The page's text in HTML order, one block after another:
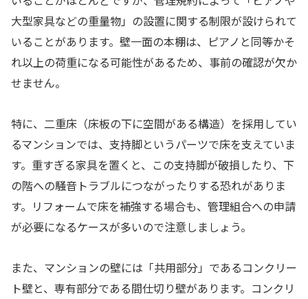
大型家具などの重量物」の設置に関する制限が設けられて
いることがあります。壁一面の本棚は、ピアノと同等かそ
れ以上の荷重になる可能性があるため、事前の確認が欠か
せません。
特に、二重床（床板の下に空間がある構造）を採用してい
るマンションでは、支持脚というパーツで床を支えていま
す。重すぎる家具を置くと、この支持脚が破損したり、下
の階への騒音トラブルにつながったりする恐れがありま
す。リフォームで床を補強する場合も、管理組合への申請
が必要になるケースが多いので注意しましょう。
また、マンションの壁には「共用部分」であるコンクリー
ト壁と、専有部分である間仕切り壁があります。コンクリ